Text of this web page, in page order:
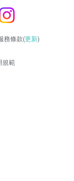
務條款(更新)
規範